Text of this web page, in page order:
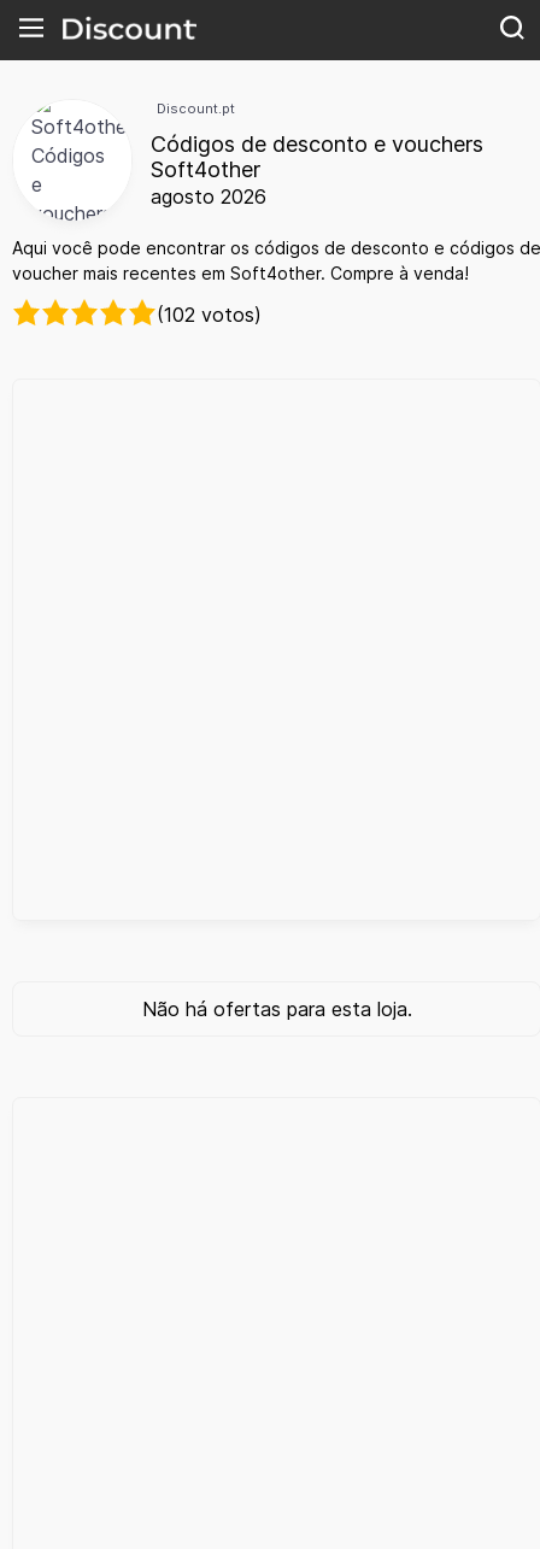
Discount.pt
Códigos de desconto e vouchers
Soft4other
agosto 2026
Aqui você pode encontrar os códigos de desconto e códigos de
voucher mais recentes em Soft4other. Compre à venda!
(102 votos)
Não há ofertas para esta loja.